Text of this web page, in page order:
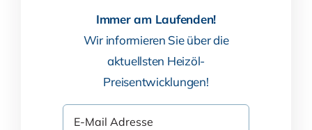
Immer am Laufenden!
Wir informieren Sie über die
aktuellsten Heizöl-
Preisentwicklungen!